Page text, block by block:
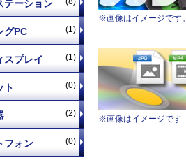
(1)
(1)
(0)
(2)
(0)
※画像はイメージです。
※画像はイメージです